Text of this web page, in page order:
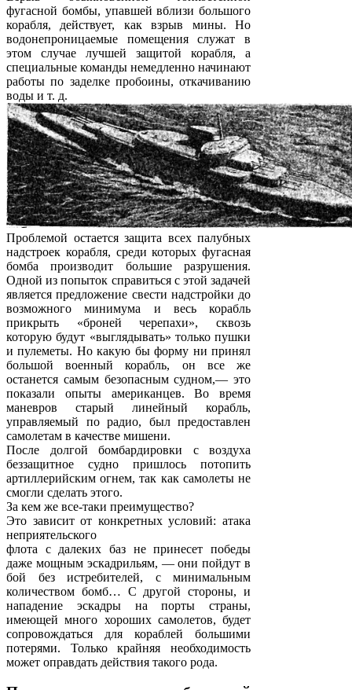
фугасной бомбы, упавшей вблизи большого
корабля, действует, как взрыв мины. Но
водонепроницаемые помещения служат в
этом случае лучшей защитой корабля, а
специальные команды немедленно начинают
работы по заделке пробоины, откачиванию
воды и т. д.
Проблемой остается защита всех палубных
надстроек корабля, среди которых фугасная
бомба производит большие разрушения.
Одной из попыток справиться с этой задачей
является предложение свести надстройки до
возможного минимума и весь корабль
прикрыть «броней черепахи», сквозь
которую будут «выглядывать» только пушки
и пулеметы. Но какую бы форму ни принял
большой военный корабль, он все же
останется самым безопасным судном,— это
показали опыты американцев. Во время
маневров старый линейный корабль,
управляемый по радио, был предоставлен
самолетам в качестве мишени.
После долгой бомбардировки с воздуха
беззащитное судно пришлось потопить
артиллерийским огнем, так как самолеты не
смогли сделать этого.
За кем же все-таки преимущество?
Это зависит от конкретных условий: атака
неприятельского
флота с далеких баз не принесет победы
даже мощным эскадрильям, — они пойдут в
бой без истребителей, с минимальным
количеством бомб… С другой стороны, и
нападение эскадры на порты страны,
имеющей много хороших самолетов, будет
сопровождаться для кораблей большими
потерями. Только крайняя необходимость
может оправдать действия такого рода.